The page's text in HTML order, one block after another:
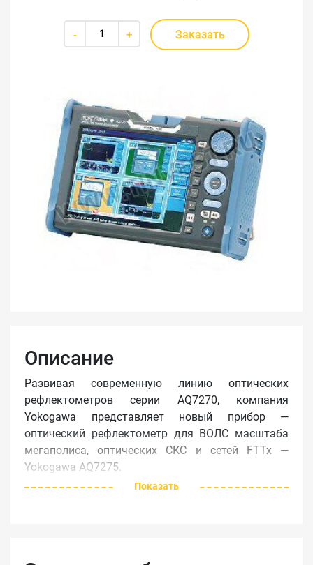
- + Заказать
Описание
Развивая современную линию оптических
рефлектометров серии AQ7270, компания
Yokogawa представляет новый прибор —
оптический рефлектометр для ВОЛС масштаба
мегаполиса, оптических СКС и сетей FTTx —
Yokogawa AQ7275.
Новый рефлектометр вобрал в себя все лучшие
Показать